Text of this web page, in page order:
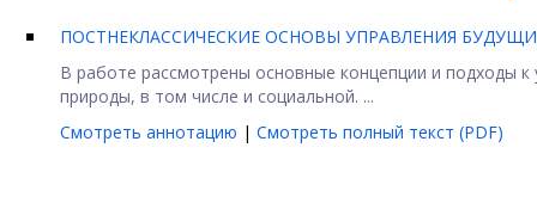
ПОСТНЕКЛАССИЧЕСКИЕ ОСНОВЫ УПРАВЛЕНИЯ
В работе рассмотрены основные концепции и подходы
природы, в том числе и социальной. ...
Смотреть аннотацию | Смотреть полный текст (PDF)